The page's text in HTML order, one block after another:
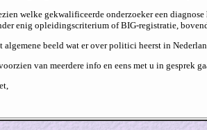
welke gekwalificeerde onderzoeker een
enig opleidingscriterium of BIG-registratie,
algemene beeld wat er over politici heerst in
van meerdere info en eens met u in gesprek